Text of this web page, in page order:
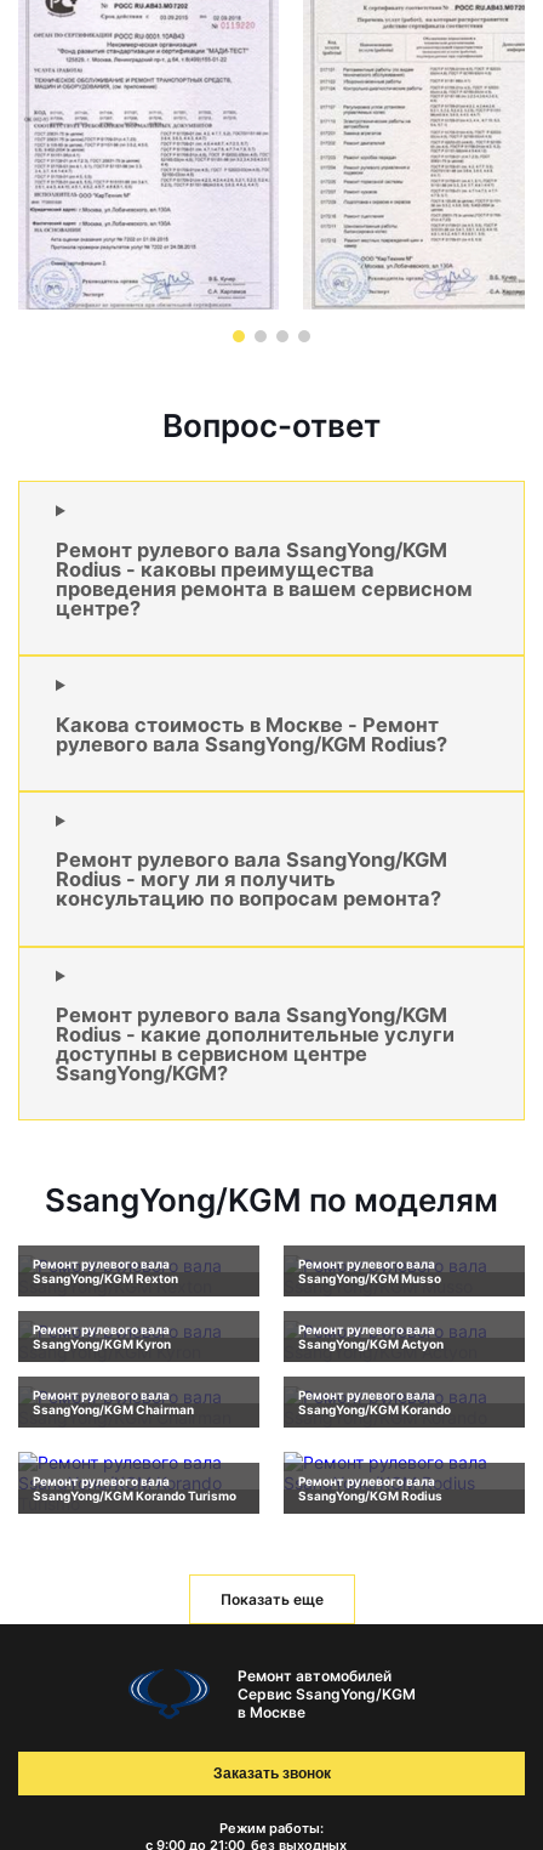
Вопрос-ответ
Ремонт рулевого вала SsangYong/KGM
Rodius - каковы преимущества
проведения ремонта в вашем сервисном
центре?
Какова стоимость в Москве - Ремонт
рулевого вала SsangYong/KGM Rodius?
Ремонт рулевого вала SsangYong/KGM
Rodius - могу ли я получить
консультацию по вопросам ремонта?
Ремонт рулевого вала SsangYong/KGM
Rodius - какие дополнительные услуги
доступны в сервисном центре
SsangYong/KGM?
SsangYong/KGM по моделям
Ремонт рулевого вала
SsangYong/KGM Rexton
Ремонт рулевого вала
SsangYong/KGM Musso
Ремонт рулевого вала
SsangYong/KGM Kyron
Ремонт рулевого вала
SsangYong/KGM Actyon
Ремонт рулевого вала
SsangYong/KGM Chairman
Ремонт рулевого вала
SsangYong/KGM Korando
Ремонт рулевого вала
SsangYong/KGM Korando Turismo
Ремонт рулевого вала
SsangYong/KGM Rodius
Показать еще
Ремонт автомобилей
Сервис SsangYong/KGM
в Москве
Режим работы:
с 9:00 до 21:00 без выходных
Заказать звонок